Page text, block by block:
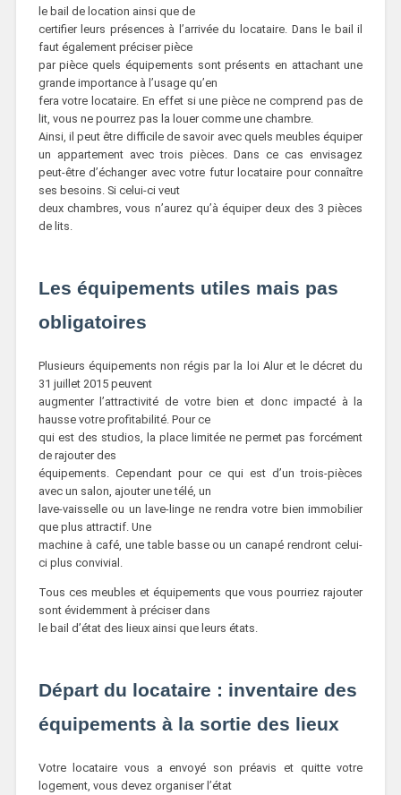
le bail de location ainsi que de
certifier leurs présences à l’arrivée du locataire. Dans le bail il
faut également préciser pièce
par pièce quels équipements sont présents en attachant une
grande importance à l’usage qu’en
fera votre locataire. En effet si une pièce ne comprend pas de
lit, vous ne pourrez pas la louer comme une chambre.
Ainsi, il peut être difficile de savoir avec quels meubles équiper
un appartement avec trois pièces. Dans ce cas envisagez
peut-être d’échanger avec votre futur locataire pour connaître
ses besoins. Si celui-ci veut
deux chambres, vous n’aurez qu’à équiper deux des 3 pièces
de lits.
Les équipements utiles mais pas
obligatoires
Plusieurs équipements non régis par la loi Alur et le décret du
31 juillet 2015 peuvent
augmenter l’attractivité de votre bien et donc impacté à la
hausse votre profitabilité. Pour ce
qui est des studios, la place limitée ne permet pas forcément
de rajouter des
équipements. Cependant pour ce qui est d’un trois-pièces
avec un salon, ajouter une télé, un
lave-vaisselle ou un lave-linge ne rendra votre bien immobilier
que plus attractif. Une
machine à café, une table basse ou un canapé rendront celui-
ci plus convivial.
Tous ces meubles et équipements que vous pourriez rajouter
sont évidemment à préciser dans
le bail d’état des lieux ainsi que leurs états.
Départ du locataire : inventaire des
équipements à la sortie des lieux
Votre locataire vous a envoyé son préavis et quitte votre
logement, vous devez organiser l’état